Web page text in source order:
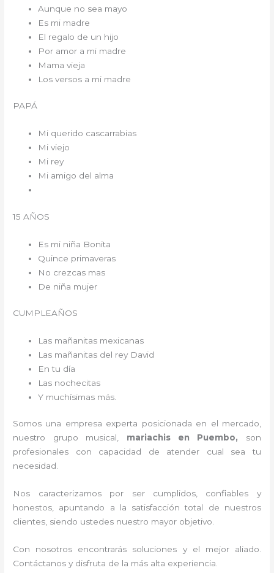
Aunque no sea mayo
Es mi madre
El regalo de un hijo
Por amor a mi madre
Mama vieja
Los versos a mi madre
PAPÁ
Mi querido cascarrabias
Mi viejo
Mi rey
Mi amigo del alma
15 AÑOS
Es mi niña Bonita
Quince primaveras
No crezcas mas
De niña mujer
CUMPLEAÑOS
Las mañanitas mexicanas
Las mañanitas del rey David
En tu día
Las nochecitas
Y muchísimas más.
Somos una empresa experta posicionada en el mercado,
nuestro grupo musical, mariachis en Puembo, son
profesionales con capacidad de atender cual sea tu
necesidad.
Nos caracterizamos por ser cumplidos, confiables y
honestos, apuntando a la satisfacción total de nuestros
clientes, siendo ustedes nuestro mayor objetivo.
Con nosotros encontrarás soluciones y el mejor aliado.
Contáctanos y disfruta de la más alta experiencia.